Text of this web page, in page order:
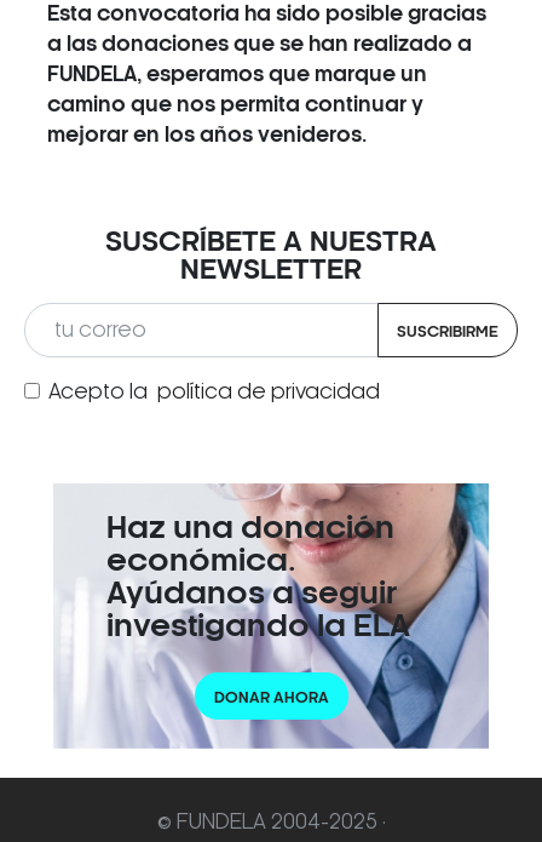
Esta convocatoria ha sido posible gracias
a las donaciones que se han realizado a
FUNDELA, esperamos que marque un
camino que nos permita continuar y
mejorar en los años venideros.
SUSCRÍBETE A NUESTRA
NEWSLETTER
SUSCRIBIRME
Acepto la política de privacidad
Haz una donación
económica.
Ayúdanos a seguir
investigando la ELA
DONAR AHORA
© FUNDELA 2004-2025 ·